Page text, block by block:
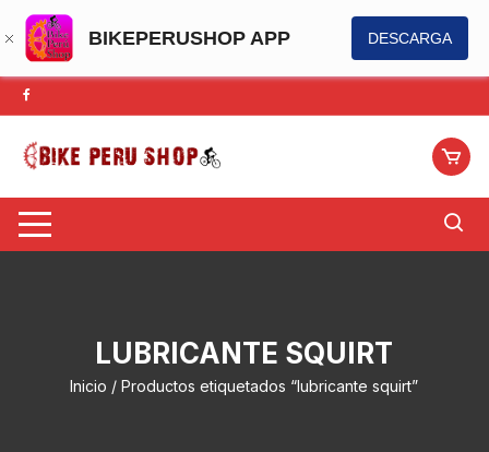
BIKEPERUSHOP APP DESCARGA
Saltar
al
contenido
LUBRICANTE SQUIRT
Inicio / Productos etiquetados “lubricante squirt”